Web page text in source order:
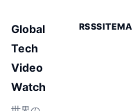
Global
Tech
Video
Watch
RSS